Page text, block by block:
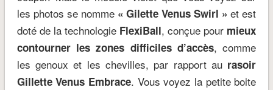
les photos se nomme « Gilette Venus Swirl »et est
doté de la technologie FlexiBall, conçue pour mieux
contourner les zones difficiles d’accès, comme
les genoux et les chevilles, par rapport au rasoir
Gillette Venus Embrace. Vous voyez la petite boite